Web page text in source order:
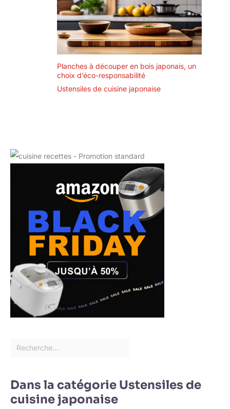
Planches à découper en bois japonais, un
choix d’éco-responsabilité
Ustensiles de cuisine japonaise
Dans la catégorie Ustensiles de
cuisine japonaise